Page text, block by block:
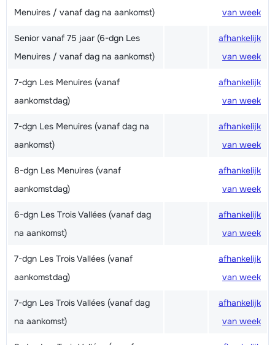
Menuires / vanaf dag na aankomst)
van week
Senior vanaf 75 jaar (6-dgn Les
Menuires / vanaf dag na aankomst)
afhankelijk
van week
7-dgn Les Menuires (vanaf
aankomstdag)
afhankelijk
van week
7-dgn Les Menuires (vanaf dag na
aankomst)
afhankelijk
van week
8-dgn Les Menuires (vanaf
aankomstdag)
afhankelijk
van week
6-dgn Les Trois Vallées (vanaf dag
na aankomst)
afhankelijk
van week
7-dgn Les Trois Vallées (vanaf
aankomstdag)
afhankelijk
van week
7-dgn Les Trois Vallées (vanaf dag
na aankomst)
afhankelijk
van week